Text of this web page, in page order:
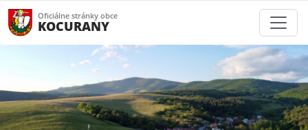
Oficiálne stránky obce
KOCURANY